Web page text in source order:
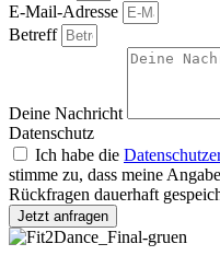
E-Mail-Adresse
Betreff
Deine Nachricht
Datenschutz
Ich habe die
stimme zu, dass meine
Rückfragen dauerhaft
Jetzt anfragen